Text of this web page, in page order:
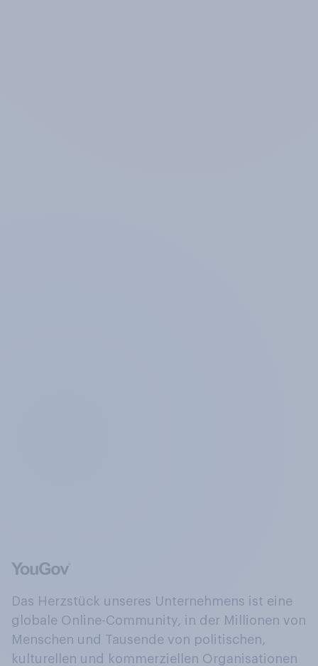
Das Herzstück unseres Unternehmens ist eine
globale Online-Community, in der Millionen von
Menschen und Tausende von politischen,
kulturellen und kommerziellen Organisationen